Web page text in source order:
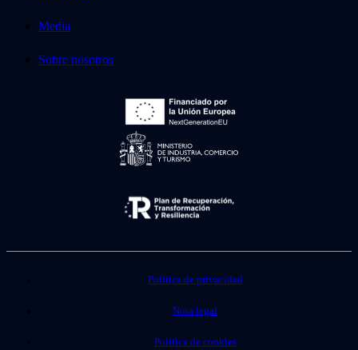
Media
Sobre nosotros
Política de privacidad
Nota legal
Política de cookies